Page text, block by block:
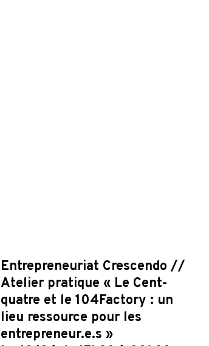
Entrepreneuriat Crescendo //
Atelier pratique « Le Cent-
quatre et le 104Factory : un
lieu ressource pour les
entrepreneur.e.s »